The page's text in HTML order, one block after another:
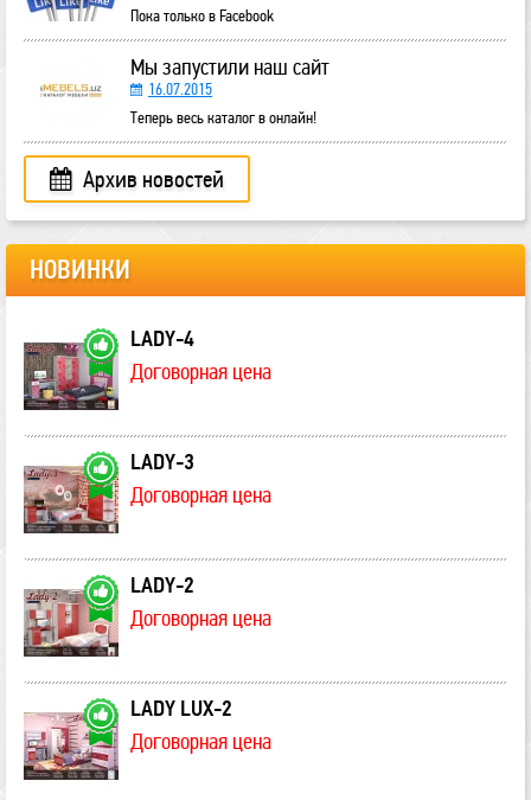
Пока только в Facebook
Мы запустили наш сайт
16.07.2015
Теперь весь каталог в онлайн!
Архив новостей
НОВИНКИ
LADY-4
Договорная цена
LADY-3
Договорная цена
LADY-2
Договорная цена
LADY LUX-2
Договорная цена